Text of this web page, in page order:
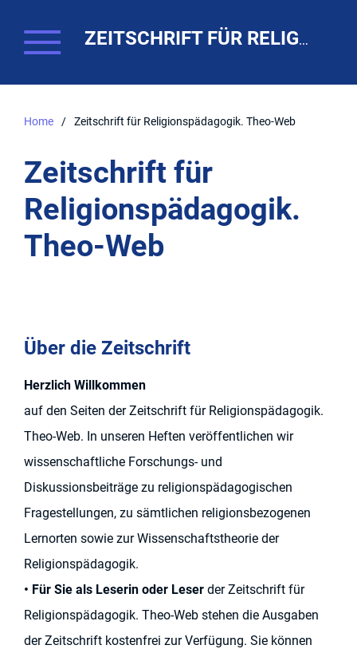
ZEITSCHRIFT FÜR RELIGIONSPÄDAGOGIK. THEO-WEB
Home / Zeitschrift für Religionspädagogik. Theo-Web
Zeitschrift für
Religionspädagogik.
Theo-Web
Über die Zeitschrift
Herzlich Willkommen
auf den Seiten derZeitschrift für Religionspädagogik.
Theo-Web. In unseren Heften veröffentlichen wir
wissenschaftliche Forschungs- und
Diskussionsbeiträge zu religionspädagogischen
Fragestellungen, zu sämtlichen religionsbezogenen
Lernorten sowie zur Wissenschaftstheorie der
Religionspädagogik.
• Für Sie als Leserin oder Leser derZeitschrift für
Religionspädagogik. Theo-Web stehen die Ausgaben
der Zeitschrift kostenfrei zur Verfügung. Sie können